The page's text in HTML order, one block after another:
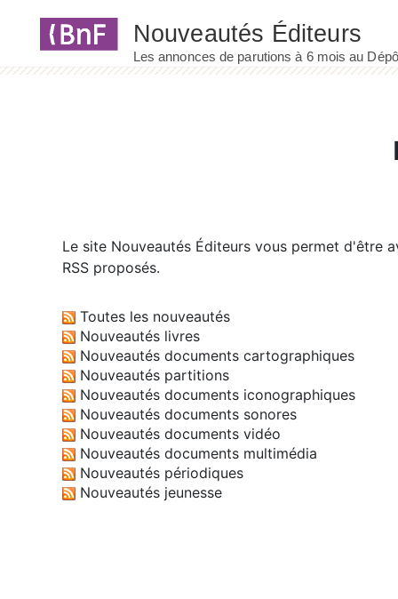
Le site Nouveautés Éditeurs vous permet d'être
RSS proposés.
Toutes les nouveautés
Nouveautés livres
Nouveautés documents cartographiques
Nouveautés partitions
Nouveautés documents iconographiques
Nouveautés documents sonores
Nouveautés documents vidéo
Nouveautés documents multimédia
Nouveautés périodiques
Nouveautés jeunesse